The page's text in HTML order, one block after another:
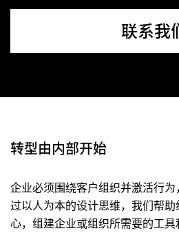
联系我
转型由内部开始
企业必须围绕客户组织并激活行
过以人为本的设计思维，我们帮
心，组建企业或组织所需要的工具